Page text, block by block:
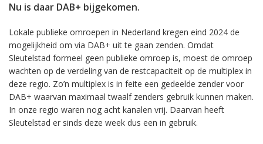
Nu is daar DAB+ bijgekomen.
Lokale publieke omroepen in Nederland kregen eind 2024 de
mogelijkheid om via DAB+ uit te gaan zenden. Omdat
Sleutelstad formeel geen publieke omroep is, moest de omroep
wachten op de verdeling van de restcapaciteit op de multiplex in
deze regio. Zo’n multiplex is in feite een gedeelde zender voor
DAB+ waarvan maximaal twaalf zenders gebruik kunnen maken.
In onze regio waren nog acht kanalen vrij. Daarvan heeft
Sleutelstad er sinds deze week dus een in gebruik.